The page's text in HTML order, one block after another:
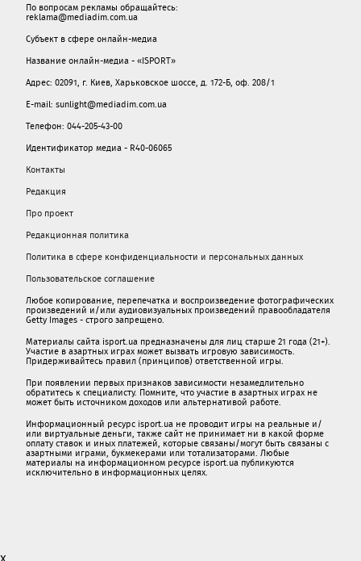
По вопросам рекламы обращайтесь:
reklama@mediadim.com.ua
Субъект в сфере онлайн-медиа
Название онлайн-медиа - «ISPORT»
Адрес: 02091, г. Киев, Харьковское шоссе, д. 172-Б, оф. 208/1
E-mail: sunlight@mediadim.com.ua
Телефон: 044-205-43-00
Идентификатор медиа - R40-06065
Контакты
Редакция
Про проект
Редакционная политика
Политика в сфере конфиденциальности и персональных данных
Пользовательское соглашение
Любое копирование, перепечатка и воспроизведение фотографических
произведений и/или аудиовизуальных произведений правообладателя
Getty Images - строго запрещено.
Материалы сайта isport.ua предназначены для лиц старше 21 года (21+).
Участие в азартных играх может вызвать игровую зависимость.
Придерживайтесь правил (принципов) ответственной игры.
При появлении первых признаков зависимости незамедлительно
обратитесь к специалисту. Помните, что участие в азартных играх не
может быть источником доходов или альтернативой работе.
Информационный ресурс isport.ua не проводит игры на реальные и/
или виртуальные деньги, также сайт не принимает ни в какой форме
oплaту ставок и иных платежей, которые связаны/могут быть связаны c
азартными игрaми, букмекерами или тотализаторами. Любые
материалы на информационном ресурсе isport.ua публикуютcя
исключительно в информационных целях.